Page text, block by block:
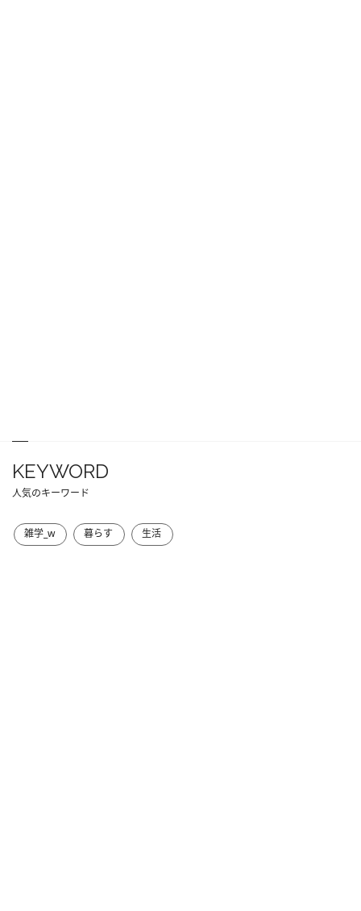
KEYWORD
人気のキーワード
雑学_w 暮らす 生活